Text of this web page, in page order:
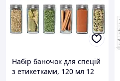
Набір баночок для спецій
з етикетками, 120 мл 12